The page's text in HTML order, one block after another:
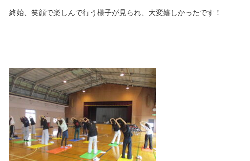
終始、笑顔で楽しんで行う様子が見られ、大変嬉しかったです！